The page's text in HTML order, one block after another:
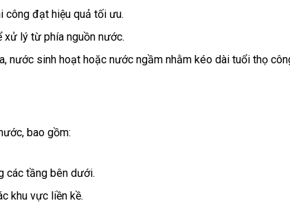
công đạt hiệu quả tối ưu.
lý từ phía nguồn nước.
nước sinh hoạt hoặc nước ngầm nhằm kéo dài tuổi thọ
bao gồm:
các tầng bên dưới.
khu vực liền kề.